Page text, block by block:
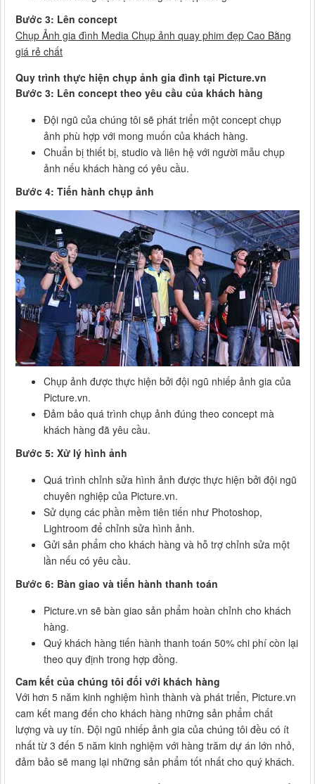
Bước 3: Lên concept
Chụp Ảnh gia đình Media Chụp ảnh quay phim đẹp Cao Bằng
giá rẻ chất
Quy trình thực hiện chụp ảnh gia đình tại Picture.vn
Bước 3: Lên concept theo yêu cầu của khách hàng
Đội ngũ của chúng tôi sẽ phát triển một concept chụp
ảnh phù hợp với mong muốn của khách hàng.
Chuẩn bị thiết bị, studio và liên hệ với người mẫu chụp
ảnh nếu khách hàng có yêu cầu.
Bước 4: Tiến hành chụp ảnh
Chụp ảnh được thực hiện bởi đội ngũ nhiếp ảnh gia của
Picture.vn.
Đảm bảo quá trình chụp ảnh đúng theo concept mà
khách hàng đã yêu cầu.
Bước 5: Xử lý hình ảnh
Quá trình chỉnh sửa hình ảnh được thực hiện bởi đội ngũ
chuyên nghiệp của Picture.vn.
Sử dụng các phần mềm tiên tiến như Photoshop,
Lightroom để chỉnh sửa hình ảnh.
Gửi sản phẩm cho khách hàng và hỗ trợ chỉnh sửa một
lần nếu có yêu cầu.
Bước 6: Bàn giao và tiến hành thanh toán
Picture.vn sẽ bàn giao sản phẩm hoàn chỉnh cho khách
hàng.
Quý khách hàng tiến hành thanh toán 50% chi phí còn lại
theo quy định trong hợp đồng.
Cam kết của chúng tôi đối với khách hàng
Với hơn 5 năm kinh nghiệm hình thành và phát triển, Picture.vn
cam kết mang đến cho khách hàng những sản phẩm chất
lượng và uy tín. Đội ngũ nhiếp ảnh gia của chúng tôi đều có ít
nhất từ 3 đến 5 năm kinh nghiệm với hàng trăm dự án lớn nhỏ,
đảm bảo sẽ mang lại những sản phẩm tốt nhất cho quý khách.